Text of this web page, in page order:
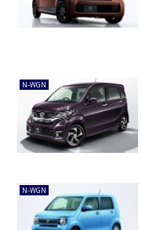
N-WGN
N-WGN